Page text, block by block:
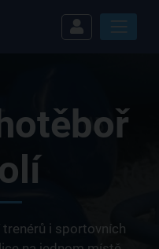
i sportovních